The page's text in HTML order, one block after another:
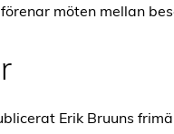
möten mellan
Erik Bruuns